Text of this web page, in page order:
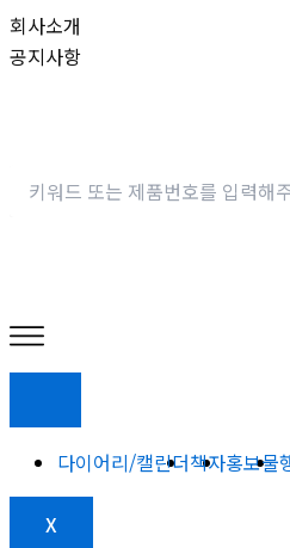
콘
텐
회사소개
공지사항
다이어리/캘린더책자홍보물
X